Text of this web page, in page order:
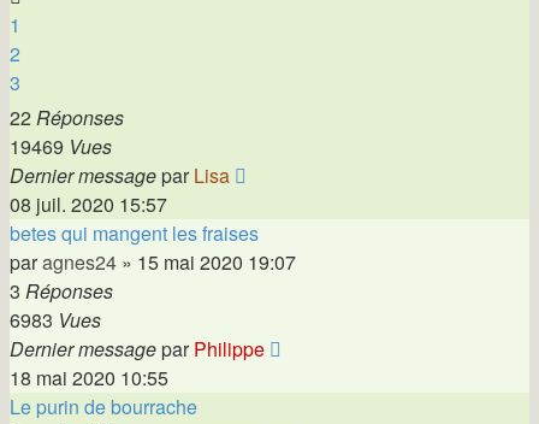
1
2
3
22 Réponses
19469 Vues
Dernier messageparLisa
08 juil. 2020 15:57
betes qui mangent les fraises
paragnes24 » 15 mai 2020 19:07
3 Réponses
6983 Vues
Dernier messageparPhilippe
18 mai 2020 10:55
Le purin de bourrache